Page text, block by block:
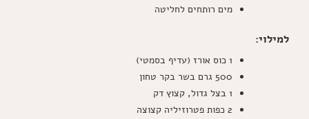
מים רותחים לחליטה
למילוי:
1 כוס אורז (עדיף בסמטי)
500 גרם בשר בקר טחון
1 בצל גדול, קצוץ דק
2 כפות פטרוזיליה קצוצה